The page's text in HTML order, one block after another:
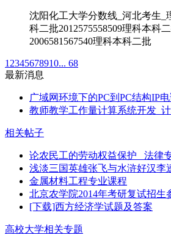
沈阳化工大学分数线_河北考生_
科二批2012575558509理科本科
2006581567540理科本科二批
1 2345678910... 68
最新消息
广域网环境下的PC到PC结构IP
教师教学工作量计算系统开发_
相关帖子
论农民工的劳动权益保护 _法律
浅淡三国英雄张飞与水浒好汉李
金属材料工程专业课程
北京农学院2014年考研复试招生
[下载]西方经济学试题及答案
高校大学相关专题